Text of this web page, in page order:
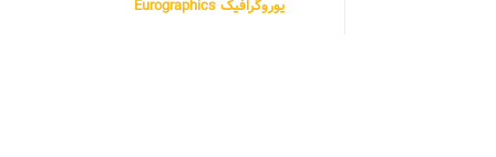
یوروگرافیک Eurographics